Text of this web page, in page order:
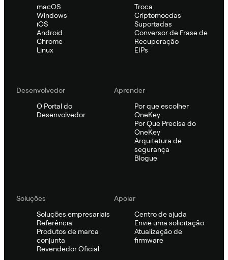
macOS
Windows
iOS
Android
Chrome
Linux
Troca
Criptomoedas
Suportadas
Conversor de Frase de
Recuperação
EIPs
Desenvolvedor
O Portal do
Desenvolvedor
Aprender
Por que escolher
OneKey
Por Que Precisa do
OneKey
Arquitetura de
segurança
Blogue
Soluções
Soluções empresariais
Referência
Produtos de marca
conjunta
Revendedor Oficial
Apoiar
Centro de ajuda
Envie uma solicitação
Atualização de
firmware